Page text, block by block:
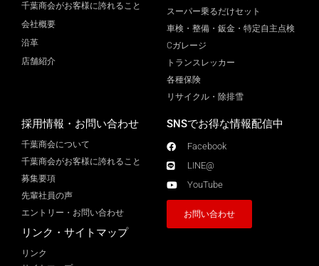
千葉商会がお客様に誇れること
会社概要
沿革
店舗紹介
スーパー乗るだけセット
車検・整備・鈑金・特定自主点検
Cガレージ
トランスレッカー
各種保険
リサイクル・除排雪
採用情報・お問い合わせ
千葉商会について
千葉商会がお客様に誇れること​
募集要項
先輩社員の声
エントリー・お問い合わせ
リンク・サイトマップ
リンク
SNSでお得な情報配信中
Facebook
LINE@
YouTube
お問い合わせ